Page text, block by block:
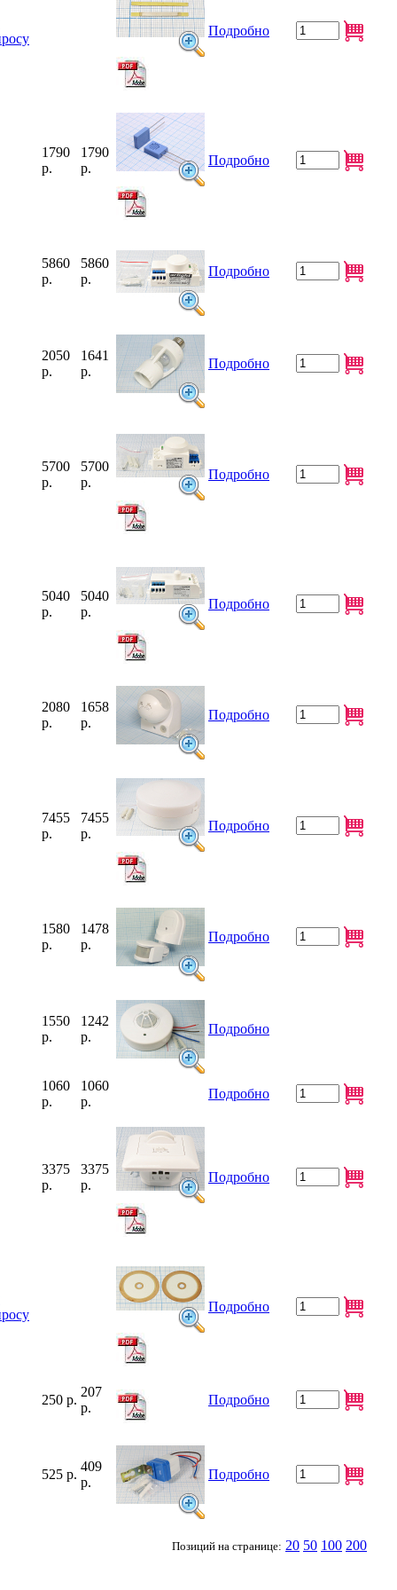
Подробно
1790
р.
1790
р.
Подробно
5860
р.
5860
р.
Подробно
2050
р.
1641
р.
Подробно
5700
р.
5700
р.
Подробно
5040
р.
5040
р.
Подробно
2080
р.
1658
р.
Подробно
7455
р.
7455
р.
Подробно
1580
р.
1478
р.
Подробно
1550
р.
1242
р.
Подробно
1060
р.
1060
р.
Подробно
3375
р.
3375
р.
Подробно
Подробно
250 р.
207
р.
Подробно
525 р.
409
р.
Подробно
Позиций на странице: 20 50 100 200